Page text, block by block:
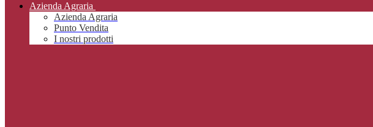
Azienda Agraria
Azienda Agraria
Punto Vendita
I nostri prodotti